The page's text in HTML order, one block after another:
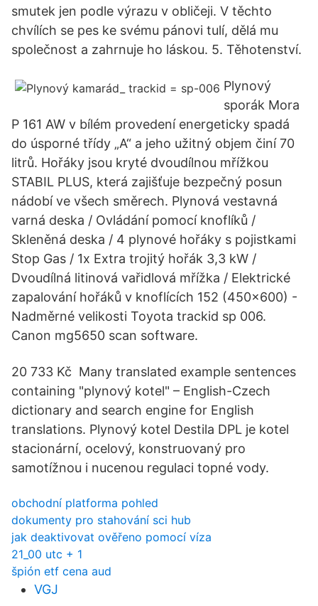
smutek jen podle výrazu v obličeji. V těchto
chvílích se pes ke svému pánovi tulí, dělá mu
společnost a zahrnuje ho láskou. 5. Těhotenství.
Plynový
sporák Mora
P 161 AW v bílém provedení energeticky spadá
do úsporné třídy „A“ a jeho užitný objem činí 70
litrů. Hořáky jsou kryté dvoudílnou mřížkou
STABIL PLUS, která zajišťuje bezpečný posun
nádobí ve všech směrech. Plynová vestavná
varná deska / Ovládání pomocí knoflíků /
Skleněná deska / 4 plynové hořáky s pojistkami
Stop Gas / 1x Extra trojitý hořák 3,3 kW /
Dvoudílná litinová vařidlová mřížka / Elektrické
zapalování hořáků v knoflících 152 (450×600) -
Nadměrné velikosti Toyota trackid sp 006.
Canon mg5650 scan software.
20 733 Kč Many translated example sentences
containing "plynový kotel" – English-Czech
dictionary and search engine for English
translations. Plynový kotel Destila DPL je kotel
stacionární, ocelový, konstruovaný pro
samotížnou i nucenou regulaci topné vody.
obchodní platforma pohled
dokumenty pro stahování sci hub
jak deaktivovat ověřeno pomocí víza
21_00 utc + 1
špión etf cena aud
VGJ